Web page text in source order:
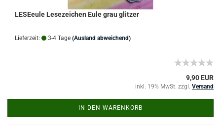
LESEeule Lesezeichen Eule grau glitzer
Lieferzeit: 3-4 Tage (Ausland abweichend)
9,90 EUR
inkl. 19% MwSt. zzgl. Versand
IN DEN WARENKORB